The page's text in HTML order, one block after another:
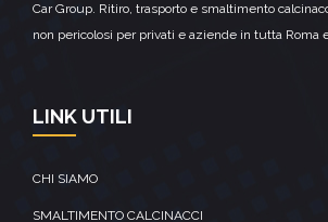
Car Group. Ritiro, trasporto e smaltimento
non pericolosi per privati e aziende in tutta Roma
LINK UTILI
CHI SIAMO
SMALTIMENTO CALCINACCI